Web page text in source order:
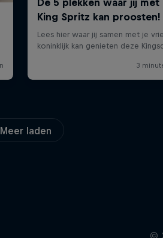
Meer laden